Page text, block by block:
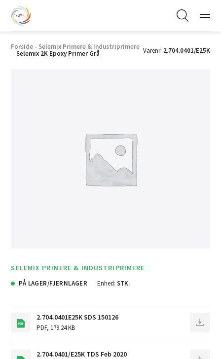
Forside - Selemix Primere & Industriprimere
- Selemix 2K Epoxy Primer Grå Varenr: 2.704.0401/E25K
SELEMIX PRIMERE & INDUSTRIPRIMERE
PÅ LAGER/FJERNLAGER Enhed: STK.
2.704.0401E25K SDS 150126
PDF, 179.24 KB
2.704.0401/E25K TDS Feb 2020